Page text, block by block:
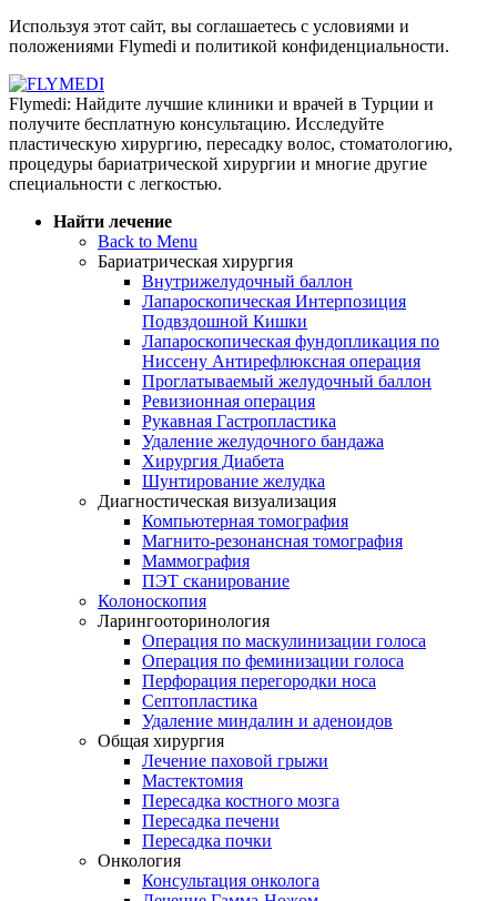
Используя этот сайт, вы соглашаетесь с условиями и
положениями Flymedi и политикой конфиденциальности.
Flymedi: Найдите лучшие клиники и врачей в Турции и
получите бесплатную консультацию. Исследуйте
пластическую хирургию, пересадку волос, стоматологию,
процедуры бариатрической хирургии и многие другие
специальности с легкостью.
Найти лечение
Back to Menu
Бариатрическая хирургия
Внутрижелудочный баллон
Лапароскопическая Интерпозиция
Подвздошной Кишки
Лапароскопическая фундопликация по
Ниссену Антирефлюксная операция
Проглатываемый желудочный баллон
Ревизионная операция
Рукавная Гастропластика
Удаление желудочного бандажа
Хирургия Диабета
Шунтирование желудка
Диагностическая визуализация
Компьютерная томография
Магнито-резонансная томография
Маммография
ПЭТ сканирование
Колоноскопия
Ларингооторинология
Операция по маскулинизации голоса
Операция по феминизации голоса
Перфорация перегородки носа
Септопластика
Удаление миндалин и аденоидов
Общая хирургия
Лечение паховой грыжи
Мастектомия
Пересадка костного мозга
Пересадка печени
Пересадка почки
Онкология
Консультация онколога